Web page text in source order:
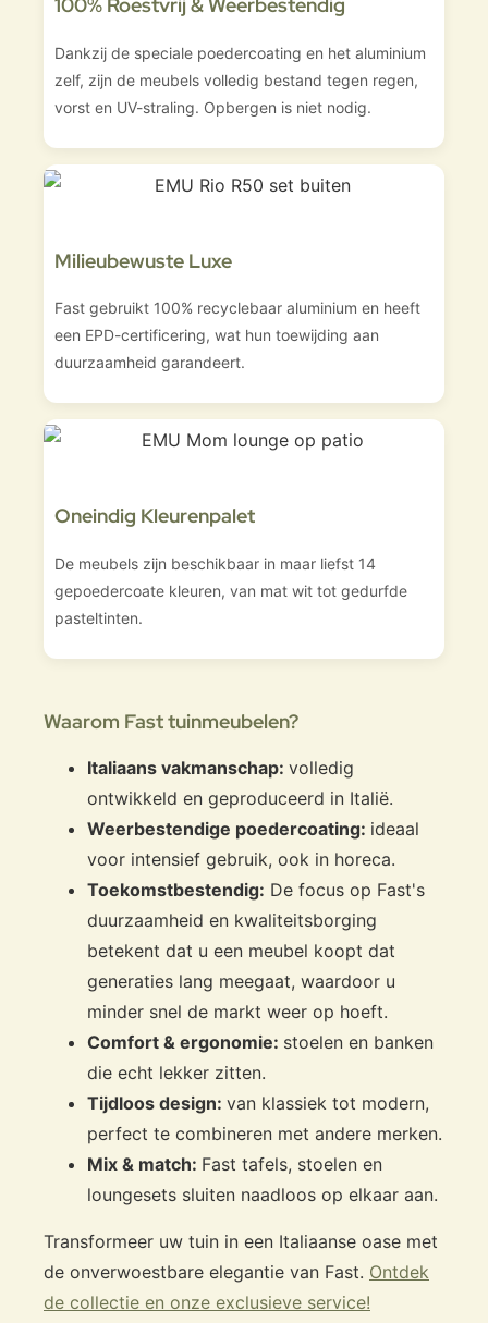
100% Roestvrij & Weerbestendig
Dankzij de speciale poedercoating en het aluminium
zelf, zijn de meubels volledig bestand tegen regen,
vorst en UV-straling. Opbergen is niet nodig.
Milieubewuste Luxe
Fast gebruikt 100% recyclebaar aluminium en heeft
een EPD-certificering, wat hun toewijding aan
duurzaamheid garandeert.
Oneindig Kleurenpalet
De meubels zijn beschikbaar in maar liefst 14
gepoedercoate kleuren, van mat wit tot gedurfde
pasteltinten.
Waarom Fast tuinmeubelen?
Italiaans vakmanschap: volledig
ontwikkeld en geproduceerd in Italië.
Weerbestendige poedercoating: ideaal
voor intensief gebruik, ook in horeca.
Toekomstbestendig: De focus op Fast's
duurzaamheid en kwaliteitsborging
betekent dat u een meubel koopt dat
generaties lang meegaat, waardoor u
minder snel de markt weer op hoeft.
Comfort & ergonomie: stoelen en banken
die echt lekker zitten.
Tijdloos design: van klassiek tot modern,
perfect te combineren met andere merken.
Mix & match: Fast tafels, stoelen en
loungesets sluiten naadloos op elkaar aan.
Transformeer uw tuin in een Italiaanse oase met
de onverwoestbare elegantie van Fast. Ontdek
de collectie en onze exclusieve service!